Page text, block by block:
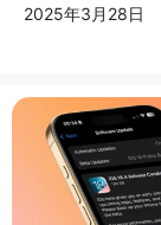
2025年3月28日